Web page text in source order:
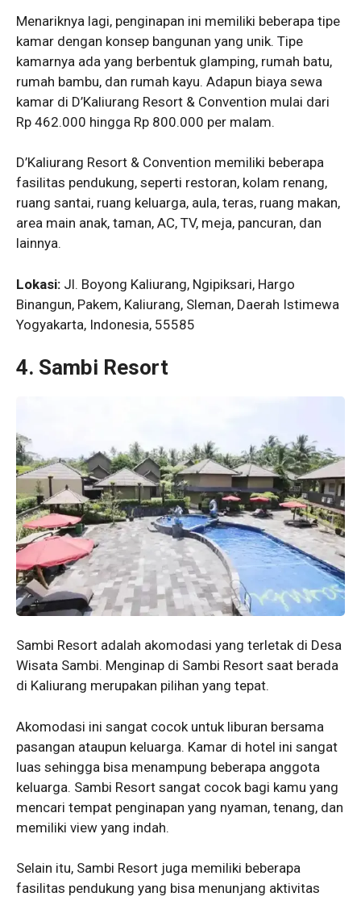
Menariknya lagi, penginapan ini memiliki beberapa tipe
kamar dengan konsep bangunan yang unik. Tipe
kamarnya ada yang berbentuk glamping, rumah batu,
rumah bambu, dan rumah kayu. Adapun biaya sewa
kamar di D’Kaliurang Resort & Convention mulai dari
Rp 462.000 hingga Rp 800.000 per malam.
D’Kaliurang Resort & Convention memiliki beberapa
fasilitas pendukung, seperti restoran, kolam renang,
ruang santai, ruang keluarga, aula, teras, ruang makan,
area main anak, taman, AC, TV, meja, pancuran, dan
lainnya.
Lokasi: Jl. Boyong Kaliurang, Ngipiksari, Hargo
Binangun, Pakem, Kaliurang, Sleman, Daerah Istimewa
Yogyakarta, Indonesia, 55585
4. Sambi Resort
Sambi Resort adalah akomodasi yang terletak di Desa
Wisata Sambi. Menginap di Sambi Resort saat berada
di Kaliurang merupakan pilihan yang tepat.
Akomodasi ini sangat cocok untuk liburan bersama
pasangan ataupun keluarga. Kamar di hotel ini sangat
luas sehingga bisa menampung beberapa anggota
keluarga. Sambi Resort sangat cocok bagi kamu yang
mencari tempat penginapan yang nyaman, tenang, dan
memiliki view yang indah.
Selain itu, Sambi Resort juga memiliki beberapa
fasilitas pendukung yang bisa menunjang aktivitas